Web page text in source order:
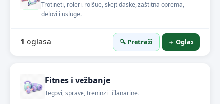
Trotineti, roleri, rolšue, skejt daske, zaštitna oprema,
delovi i usluge.
1 oglasa 🔍 Pretraži ＋ Oglas
Fitnes i vežbanje
Tegovi, sprave, treninzi i članarine.